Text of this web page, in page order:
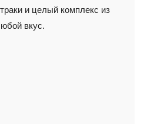
и целый комплекс из
вкус.